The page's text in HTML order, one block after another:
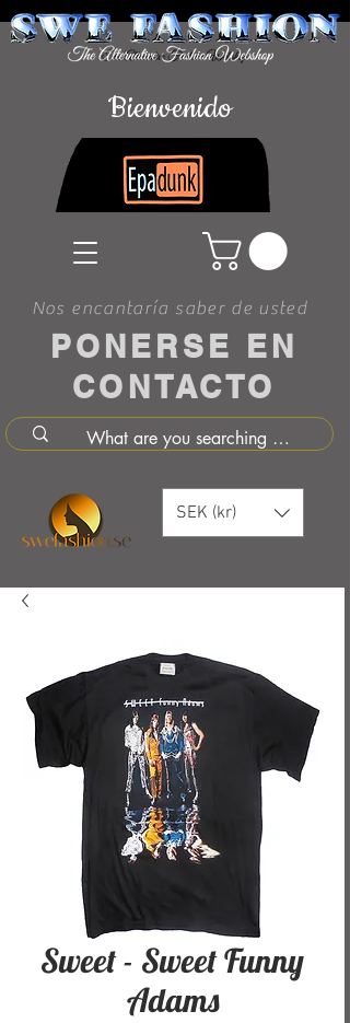
PONERSE EN
CONTACTO
Nos encantaría saber de usted
Bienvenido
SEK (kr)
Sweet - Sweet Funny
Adams